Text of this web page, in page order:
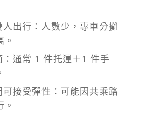
出行：人數少，專車分攤
：通常 1 件托運＋1 件手
可接受彈性：可能因共乘路